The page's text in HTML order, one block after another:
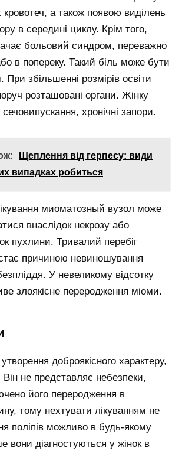
а також появою виділень
в середині циклу. Крім того,
больовий синдром, переважно
в попереку. Такий біль може бути
збільшенні розмірів освіти
розташовані органи. Жінку
хронічні запори.
Щеплення від герпесу: види
випадках робиться
миоматозный вузол може
внаслідок некрозу або
пухлини. Тривалий перебіг
причиною невиношування
У невеликому відсотку
злоякісне переродження міоми.
доброякісного характеру,
Він не представляє небезпеки,
його переродження в
тому нехтувати лікуванням не
поліпів можливо в будь-якому
вони діагностуються у жінок в